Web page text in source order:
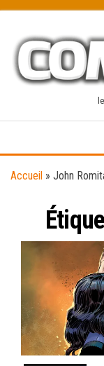
content
Accueil » John